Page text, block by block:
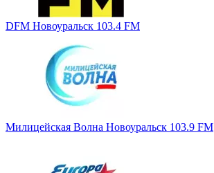
DFM Новоуральск 103.4 FM
Милицейская Волна Новоуральск 103.9 FM